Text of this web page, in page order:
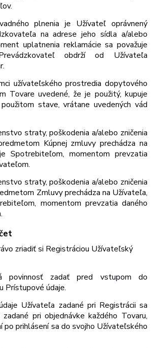
plnenia je Užívateľ oprávnený
na adrese jeho sídla a/alebo
uplatnenia reklamácie sa považuje
obdrží od Užívateľa
užívateľského prostredia dopytového
Tovare uvedené, že je použitý, kupuje
stave, vrátane uvedených vád
straty, poškodenia a/alebo zničenia
Kúpnej zmluvy prechádza na
Spotrebiteľom, momentom prevzatia
straty, poškodenia a/alebo zničenia
Zmluvy prechádza na Užívateľa,
momentom prevzatia daného
zriadiťsi Registráciou Užívateľský
povinnosť zadať pred vstupom do
Prístupovéúdaje.
Užívateľa zadané pri Registrácii sa
pri objednávke každého Tovaru,
po prihlásení sa do svojho Užívateľského